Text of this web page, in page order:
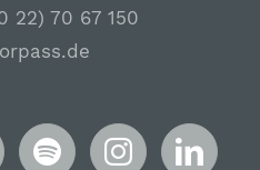
22) 70 67 150